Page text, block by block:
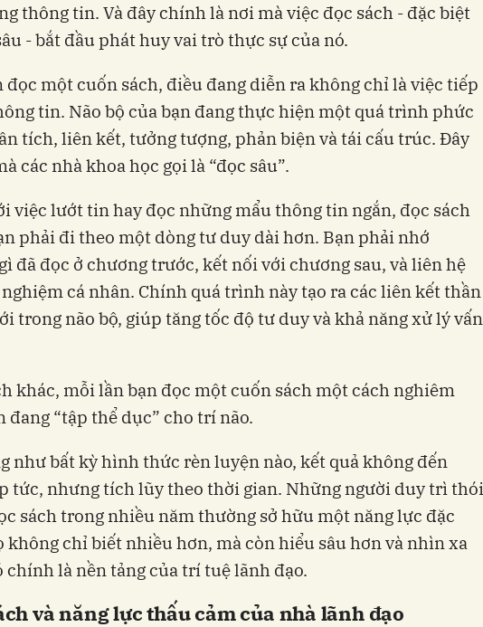
thông tin. Và đây chính là nơi mà việc đọc sách - đặc biệt
- bắt đầu phát huy vai trò thực sự của nó.
đọc một cuốn sách, điều đang diễn ra không chỉ là việc tiếp
tin. Não bộ của bạn đang thực hiện một quá trình phức
tích, liên kết, tưởng tượng, phản biện và tái cấu trúc. Đây
các nhà khoa học gọi là “đọc sâu”.
việc lướt tin hay đọc những mẩu thông tin ngắn, đọc sách
phải đi theo một dòng tư duy dài hơn. Bạn phải nhớ
đã đọc ở chương trước, kết nối với chương sau, và liên hệ
cá nhân. Chính quá trình này tạo ra các liên kết thần
trong não bộ, giúp tăng tốc độ tư duy và khả năng xử lý vấn
khác, mỗi lần bạn đọc một cuốn sách một cách nghiêm
đang “tập thể dục” cho trí não.
như bất kỳ hình thức rèn luyện nào, kết quả không đến
tức, nhưng tích lũy theo thời gian. Những người duy trì thói
sách trong nhiều năm thường sở hữu một năng lực đặc
không chỉ biết nhiều hơn, mà còn hiểu sâu hơn và nhìn xa
chính là nền tảng của trí tuệ lãnh đạo.
và năng lực thấu cảm của nhà lãnh đạo